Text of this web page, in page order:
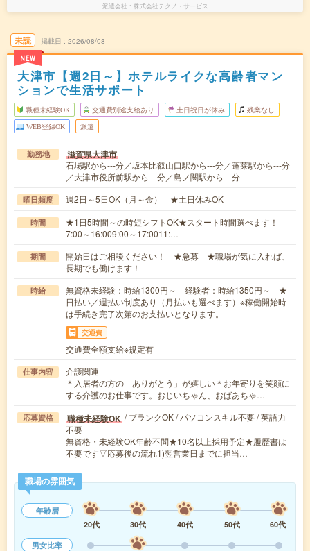
派遣会社 株式会社テクノ・サービス
未読
NEW
掲載日 2026/08/08
大津市【週2日～】ホテルライクな高齢者マン
ションで生活サポート
職種未経験OK 交通費別途支給あり 土日祝日が休み 残業なし
WEB登録OK 派遣
勤務地 滋賀県大津市
石場駅から---分／坂本比叡山口駅から---分／蓬莱駅から---分
／大津市役所前駅から---分／島ノ関駅から---分
曜日頻度 週2日～5日OK（月～金） ★土日休みOK
時間
★1日5時間～の時短シフトOK★スタート時間選べます！
7:00～16:009:00～17:0011:…
期間
開始日はご相談ください！ ★急募 ★職場が気に入れば、
長期でも働けます！
時給
無資格未経験：時給1300円～ 経験者：時給1350円～ ★
日払い／週払い制度あり（月払いも選べます）※稼働開始時
は手続き完了次第のお支払いとなります。
交通費
交通費全額支給※規定有
仕事内容
介護関連
＊入居者の方の「ありがとう」が嬉しい＊お年寄りを笑顔に
する介護のお仕事です。おじいちゃん、おばあちゃ…
応募資格 職種未経験OK / ブランクOK / パソコンスキル不要 / 英語力
不要
無資格・未経験OK年齢不問★10名以上採用予定★履歴書は
不要です▽応募後の流れ1)翌営業日までに担当…
職場の雰囲気
年齢層
20代
30代 40代 50代
60代
男女比率